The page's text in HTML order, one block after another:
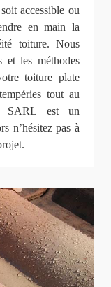
accessible ou
en main la
toiture. Nous
et les méthodes
toiture plate
tout au
SARL est un
n’hésitez pas à